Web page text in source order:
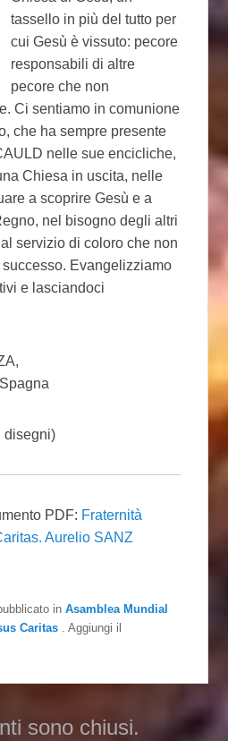
tassello in più del tutto per
cui Gesù è vissuto: pecore
responsabili di altre
pecore che non
Ci sentiamo in comunione
che ha sempre presente
nelle sue encicliche,
Chiesa in uscita, nelle
a scoprire Gesù e a
nel bisogno degli altri
servizio di coloro che non
Evangelizziamo
e lasciandoci
disegni)
PDF: Fraternità
Aurelio SANZ
inAsamblea Mundial
Caritas . Aggiungi il
sono chiusi.